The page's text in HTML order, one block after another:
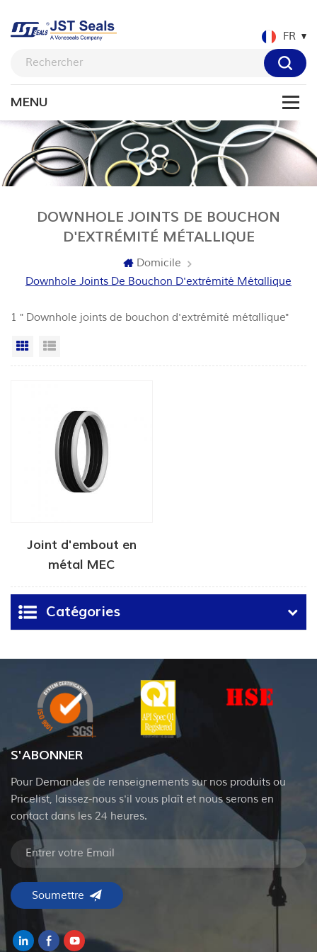
FR
DOWNHOLE JOINTS DE BOUCHON
D'EXTRÉMITÉ MÉTALLIQUE
Domicile
Downhole Joints De Bouchon D'extrémité Métallique
1 " Downhole joints de bouchon d'extrémité métallique"
Grille
Joint d'embout en
métal MEC
Catégories
S'ABONNER
Pour Demandes de renseignements sur nos produits ou
Pricelist, laissez-nous s'il vous plaît et nous serons en
contact dans les 24 heures.